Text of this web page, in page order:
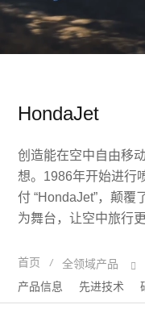
技术创新
HondaJet
创造能在空中自由移
想。1986年开始进行
付 “HondaJet”，颠覆
为舞台，让空中旅行
首页 /
全领域产品
产品信息
先进技术